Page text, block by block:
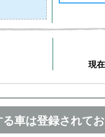
現
車は登録されてお